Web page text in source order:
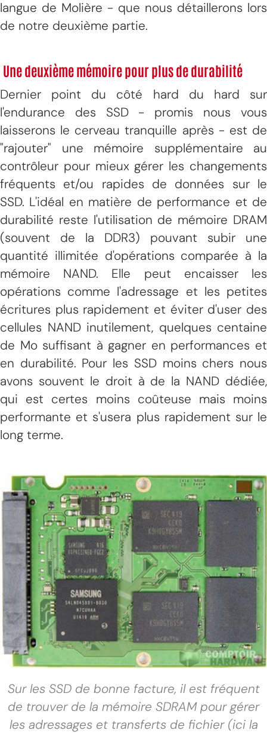
langue de Molière - que nous détaillerons lors
de notre deuxième partie.
Une deuxième mémoire pour plus de durabilité
Dernier point du côté hard du hard sur
l'endurance des SSD - promis nous vous
laisserons le cerveau tranquille après - est de
"rajouter" une mémoire supplémentaire au
contrôleur pour mieux gérer les changements
fréquents et/ou rapides de données sur le
SSD. L'idéal en matière de performance et de
durabilité reste l'utilisation de mémoire DRAM
(souvent de la DDR3) pouvant subir une
quantité illimitée d'opérations comparée à la
mémoire NAND. Elle peut encaisser les
opérations comme l'adressage et les petites
écritures plus rapidement et éviter d'user des
cellules NAND inutilement, quelques centaine
de Mo suffisant à gagner en performances et
en durabilité. Pour les SSD moins chers nous
avons souvent le droit à de la NAND dédiée,
qui est certes moins coûteuse mais moins
performante et s'usera plus rapidement sur le
long terme.
Sur les SSD de bonne facture, il est fréquent
de trouver de la mémoire SDRAM pour gérer
les adressages et transferts de fichier (ici la